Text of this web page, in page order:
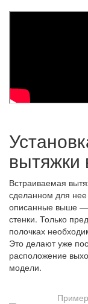
Встраиваемая
сделанном для
описанные выше —
стенки. Только
полочках
Это делают уже
расположение
модели.